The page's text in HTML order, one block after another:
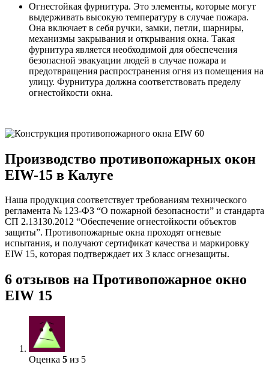
Огнестойкая фурнитура. Это элементы, которые могут
выдерживать высокую температуру в случае пожара.
Она включает в себя ручки, замки, петли, шарниры,
механизмы закрывания и открывания окна. Такая
фурнитура является необходимой для обеспечения
безопасной эвакуации людей в случае пожара и
предотвращения распространения огня из помещения на
улицу. Фурнитура должна соответствовать пределу
огнестойкости окна.
Производство противопожарных окон
EIW-15 в Калуге
Наша продукция соответствует требованиям технического
регламента № 123-ФЗ “О пожарной безопасности” и стандарта
СП 2.13130.2012 “Обеспечение огнестойкости объектов
защиты”. Противопожарные окна проходят огневые
испытания, и получают сертификат качества и маркировку
EIW 15, которая подтверждает их 3 класс огнезащиты.
6 отзывов на Противопожарное окно
EIW 15
Оценка 5 из 5